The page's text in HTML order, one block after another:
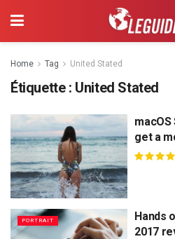
Home Tag United Stated
Étiquette : United Stated
get a
PORTRAIT
Hands
2017